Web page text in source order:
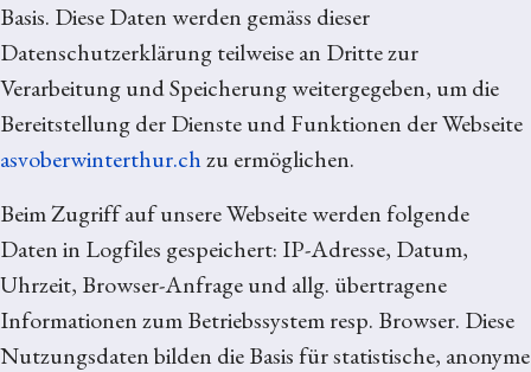
Basis. Diese Daten werden gemäss dieser
Datenschutzerklärung teilweise an Dritte zur
Verarbeitung und Speicherung weitergegeben, um die
Bereitstellung der Dienste und Funktionen der Webseite
asvoberwinterthur.chzu ermöglichen.
Beim Zugriff auf unsere Webseite werden folgende
Daten in Logfiles gespeichert: IP-Adresse, Datum,
Uhrzeit, Browser-Anfrage und allg. übertragene
Informationen zum Betriebssystem resp. Browser. Diese
Nutzungsdaten bilden die Basis für statistische, anonyme